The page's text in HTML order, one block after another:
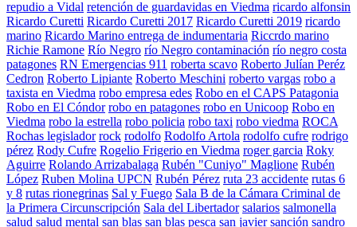
repudio a Vidal retención de guardavidas en Viedma ricardo alfonsin
Ricardo Curetti Ricardo Curetti 2017 Ricardo Curetti 2019 ricardo
marino Ricardo Marino entrega de indumentaria Riccrdo marino
Richie Ramone Río Negro río Negro contaminación río negro costa
patagones RN Emergencias 911 roberta scavo Roberto Julían Peréz
Cedron Roberto Lipiante Roberto Meschini roberto vargas robo a
taxista en Viedma robo empresa edes Robo en el CAPS Patagonia
Robo en El Cóndor robo en patagones robo en Unicoop Robo en
Viedma robo la estrella robo policia robo taxi robo viedma ROCA
Rochas legislador rock rodolfo Rodolfo Artola rodolfo cufre rodrigo
pérez Rody Cufre Rogelio Frigerio en Viedma roger garcia Roky
Aguirre Rolando Arrizabalaga Rubén "Cuniyo" Maglione Rubén
López Ruben Molina UPCN Rubén Pérez ruta 23 accidente rutas 6
y 8 rutas rionegrinas Sal y Fuego Sala B de la Cámara Criminal de
la Primera Circunscripción Sala del Libertador salarios salmonella
salud salud mental san blas san blas pesca san javier sanción sandro